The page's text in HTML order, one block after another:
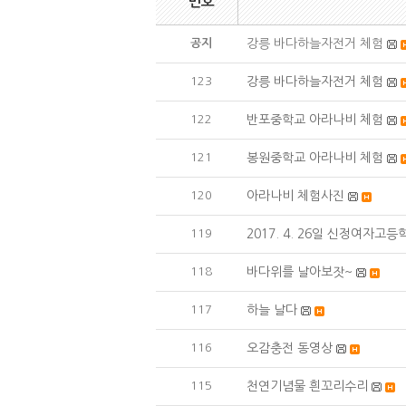
공지 강릉 바다하늘자전거 체험
123 강릉 바다하늘자전거 체험
122 반포중학교 아라나비 체험
121 봉원중학교 아라나비 체험
120 아라나비 체험사진
119 2017. 4. 26일 신정여자고등
118 바다위를 날아보잣~
117 하늘 날다
116 오감충전 동영상
115 천연기념물 흰꼬리수리